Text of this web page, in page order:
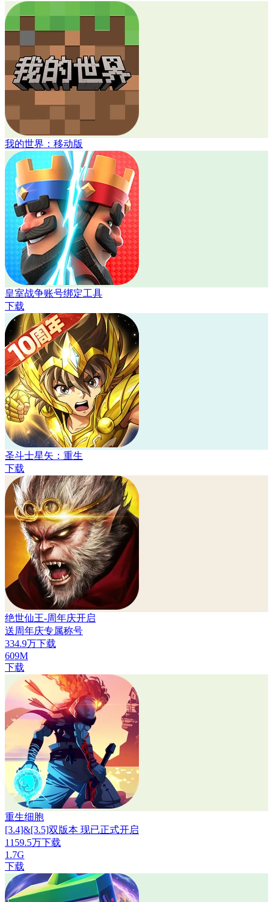
我的世界：移动版
皇室战争账号绑定工具
下载
圣斗士星矢：重生
下载
绝世仙王-周年庆开启
送周年庆专属称号
334.9万下载
609M
下载
重生细胞
[3.4]&[3.5]双版本 现已正式开启
1159.5万下载
1.7G
下载